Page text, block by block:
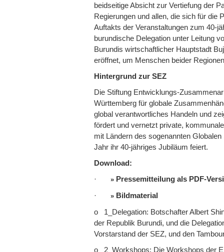
beidseitige Absicht zur Vertiefung der
Regierungen und allen, die sich für die
Auftakts der Veranstaltungen zum 40-
burundische Delegation unter Leitung
Burundis wirtschaftlicher Hauptstadt
eröffnet, um Menschen beider
Hintergrund zur SEZ
Die Stiftung Entwicklungs-
Württemberg für globale
global verantwortliches Handeln und
fördert und vernetzt private,
mit Ländern des sogenannten
Jahr ihr 40-jähriges Jubiläum feiert.
Download:
·
Pressemitteilung als PDF-
·
Bildmaterial
o 1_Delegation: Botschafter Albert
der Republik Burundi, und die
Vorstarstand der SEZ, und den
o 2_Workshops: Die Workshops der